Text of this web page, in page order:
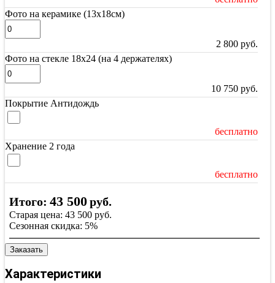
Фото на керамике (13х18см)
2 800 руб.
Фото на стекле 18х24 (на 4 держателях)
10 750 руб.
Покрытие Антидождь
бесплатно
Хранение 2 года
бесплатно
Итого: 43 500руб.
Старая цена: 43 500 руб.
Сезонная скидка: 5%
Заказать
Характеристики